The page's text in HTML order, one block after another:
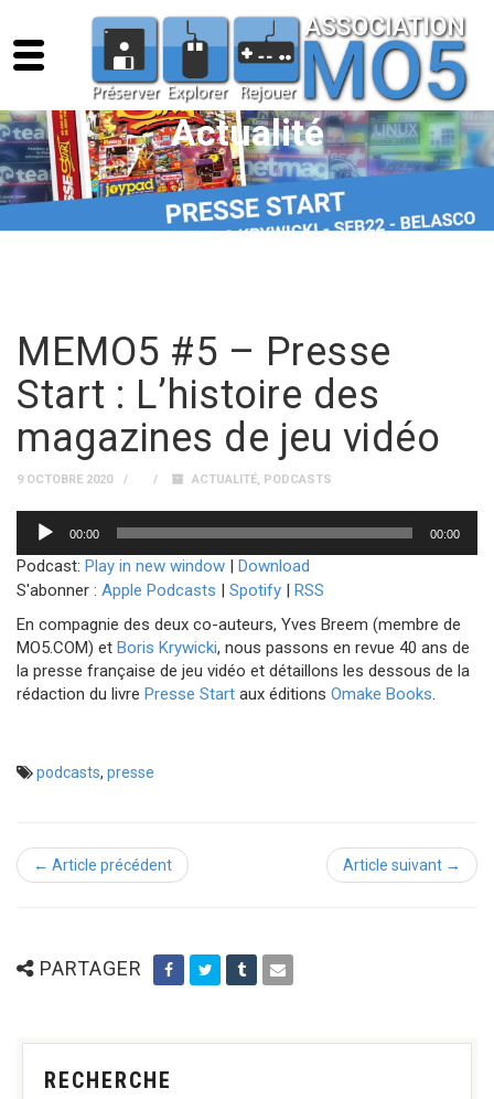
Actualité
MEMO5 #5 – Presse
Start : L’histoire des
magazines de jeu vidéo
9 OCTOBRE 2020 ACTUALITÉ, PODCASTS
Lecteur
audio
00:00 00:00
Podcast: Play in new window | Download
S'abonner : Apple Podcasts | Spotify | RSS
En compagnie des deux co-auteurs, Yves Breem (membre de
MO5.COM) et Boris Krywicki, nous passons en revue 40 ans de
la presse française de jeu vidéo et détaillons les dessous de la
rédaction du livre Presse Start aux éditions Omake Books.
podcasts, presse
← Article précédent Article suivant →
PARTAGER
RECHERCHE